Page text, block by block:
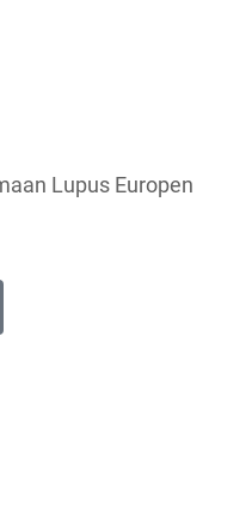
Lupus Europen